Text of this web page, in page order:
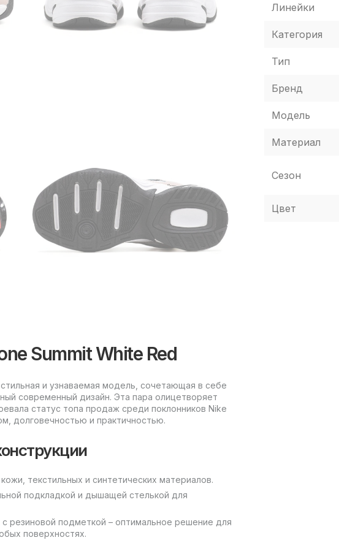
Summit White Red
и узнаваемая модель, сочетающая в себе
современный дизайн. Эта пара олицетворяет
статус топа продаж среди поклонников Nike
долговечностью и практичностью.
текстильных и синтетических материалов.
подкладкой и дышащей стелькой для
резиновой подметкой – оптимальное решение для
поверхностях.
Линейки
Категория
Тип
Бренд
Модель
Материал
Сезон
Цвет